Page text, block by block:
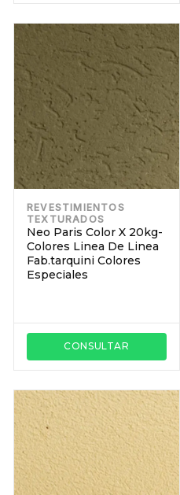
REVESTIMIENTOS
TEXTURADOS
Neo Paris Color X 20kg-
Colores Linea De Linea
Fab.tarquini Colores
Especiales
CONSULTAR